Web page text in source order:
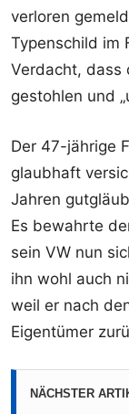
verloren
Typenschild im
Verdacht, dass
gestohlen und
Der 47-jährige
glaubhaft
Jahren
Es bewahrte
sein VW nun
ihn wohl auch
weil er nach
Eigentümer
NÄCHSTER